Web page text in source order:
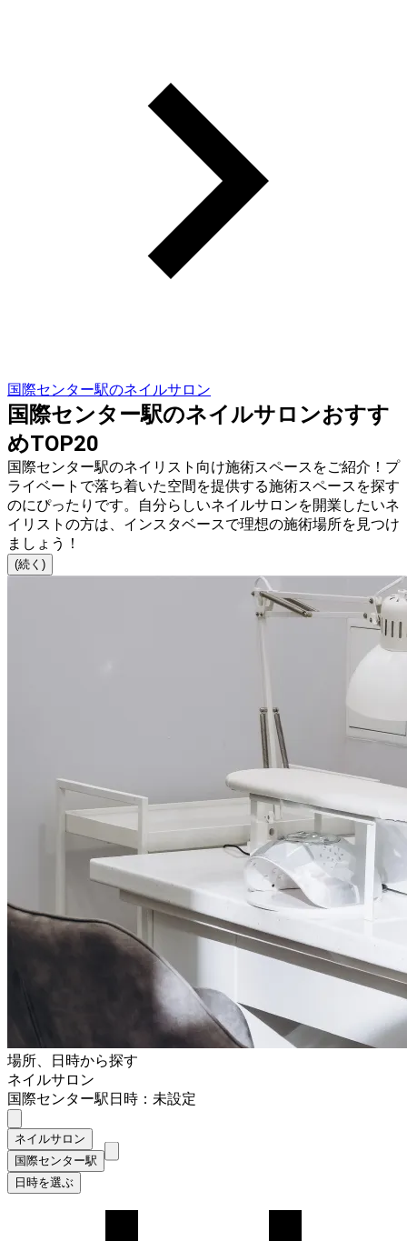
国際センター駅のネイルサロン
国際センター駅のネイルサロンおすす
めTOP20
国際センター駅のネイリスト向け施術スペースをご紹介！プ
ライベートで落ち着いた空間を提供する施術スペースを探す
のにぴったりです。自分らしいネイルサロンを開業したいネ
イリストの方は、インスタベースで理想の施術場所を見つけ
ましょう！
(続く)
場所、日時から探す
ネイルサロン
国際センター駅日時：未設定
ネイルサロン
国際センター駅
日時を選ぶ